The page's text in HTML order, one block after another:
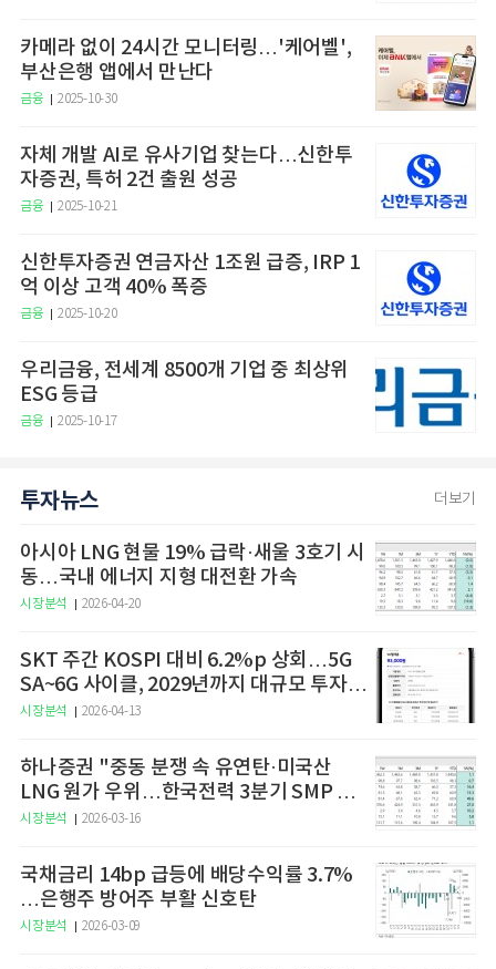
카메라 없이 24시간 모니터링…'케어벨',
부산은행 앱에서 만난다
금융 2025-10-30
자체 개발 AI로 유사기업 찾는다…신한투
자증권, 특허 2건 출원 성공
금융 2025-10-21
신한투자증권 연금자산 1조원 급증, IRP 1
억 이상 고객 40% 폭증
금융 2025-10-20
우리금융, 전세계 8500개 기업 중 최상위
ESG 등급
금융 2025-10-17
투자뉴스 더보기
아시아 LNG 현물 19% 급락·새울 3호기 시
동…국내 에너지 지형 대전환 가속
시장분석 2026-04-20
SKT 주간 KOSPI 대비 6.2%p 상회…5G
SA~6G 사이클, 2029년까지 대규모 투자
예고
시장분석 2026-04-13
하나증권 "중동 분쟁 속 유연탄·미국산
LNG 원가 우위…한국전력 3분기 SMP 상
승 전망"
시장분석 2026-03-16
국채금리 14bp 급등에 배당수익률 3.7%
…은행주 방어주 부활 신호탄
시장분석 2026-03-09